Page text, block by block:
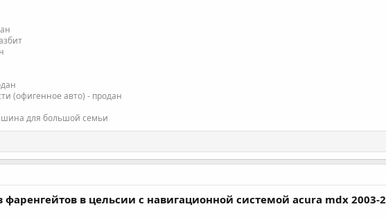
(офигенное авто) - продан
для большой семьи
фаренгейтов в цельсии с навигационной системой acura mdx 2003-2